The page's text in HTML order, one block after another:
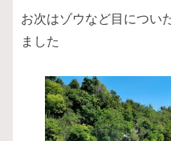
お次はゾウなど目につい
ました